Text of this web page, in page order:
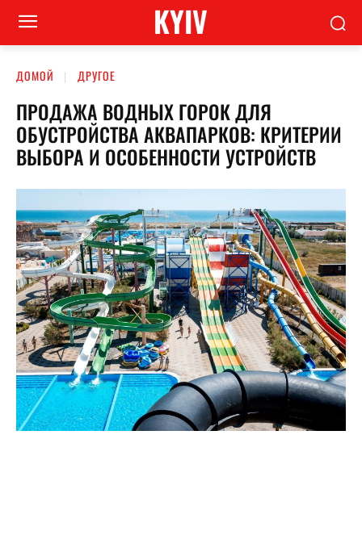
KYIV
ДОМОЙ ДРУГОЕ
ПРОДАЖА ВОДНЫХ ГОРОК ДЛЯ
ОБУСТРОЙСТВА АКВАПАРКОВ: КРИТЕРИИ
ВЫБОРА И ОСОБЕННОСТИ УСТРОЙСТВ